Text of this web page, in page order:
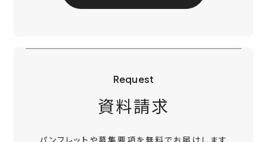
Request
資料請求